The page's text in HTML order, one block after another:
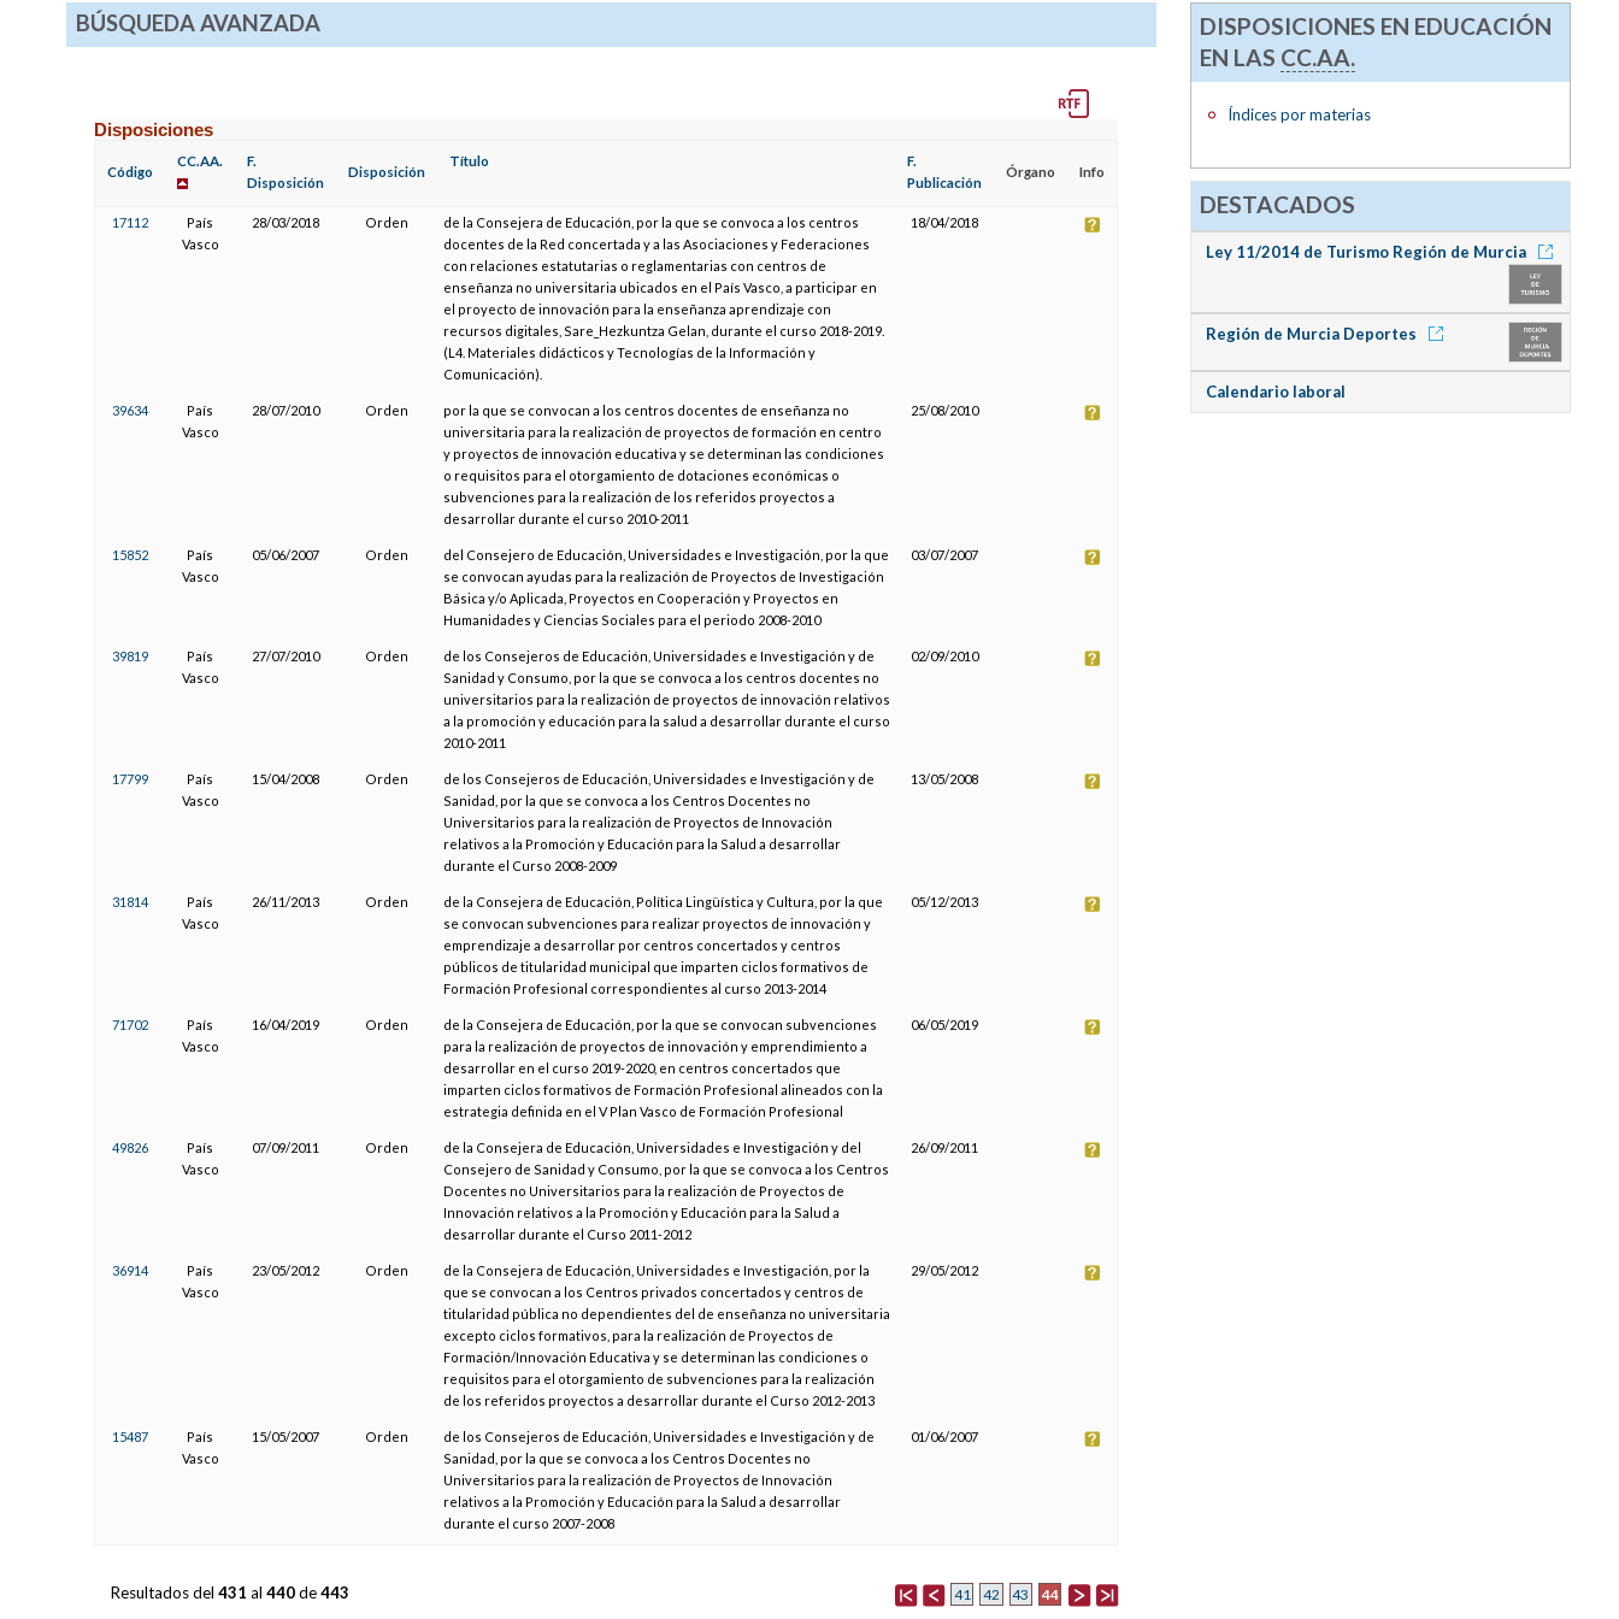
BÚSQUEDA AVANZADA
Disposiciones
Código
CC.AA.
F.
Disposición
Disposición
Título
F.
Publicación
Órgano Info
17112
País
Vasco
28/03/2018 Orden
de la Consejera de Educación, por la que se convoca a los centros
docentes de la Red concertada y a las Asociaciones y Federaciones
con relaciones estatutarias o reglamentarias con centros de
enseñanza no universitaria ubicados en el País Vasco, a participar en
el proyecto de innovación para la enseñanza aprendizaje con
recursos digitales, Sare_Hezkuntza Gelan, durante el curso 2018-2019.
(L4. Materiales didácticos y Tecnologías de la Información y
Comunicación).
18/04/2018
39634
País
Vasco
28/07/2010 Orden
por la que se convocan a los centros docentes de enseñanza no
universitaria para la realización de proyectos de formación en centro
y proyectos de innovación educativa y se determinan las condiciones
o requisitos para el otorgamiento de dotaciones económicas o
subvenciones para la realización de los referidos proyectos a
desarrollar durante el curso 2010-2011
25/08/2010
15852
País
Vasco
05/06/2007 Orden
del Consejero de Educación, Universidades e Investigación, por la que
se convocan ayudas para la realización de Proyectos de Investigación
Básica y/o Aplicada, Proyectos en Cooperación y Proyectos en
Humanidades y Ciencias Sociales para el periodo 2008-2010
03/07/2007
39819
País
Vasco
27/07/2010 Orden
de los Consejeros de Educación, Universidades e Investigación y de
Sanidad y Consumo, por la que se convoca a los centros docentes no
universitarios para la realización de proyectos de innovación relativos
a la promoción y educación para la salud a desarrollar durante el curso
2010-2011
02/09/2010
17799
País
Vasco
15/04/2008 Orden
de los Consejeros de Educación, Universidades e Investigación y de
Sanidad, por la que se convoca a los Centros Docentes no
Universitarios para la realización de Proyectos de Innovación
relativos a la Promoción y Educación para la Salud a desarrollar
durante el Curso 2008-2009
13/05/2008
31814
País
Vasco
26/11/2013 Orden
de la Consejera de Educación, Política Lingüística y Cultura, por la que
se convocan subvenciones para realizar proyectos de innovación y
emprendizaje a desarrollar por centros concertados y centros
públicos de titularidad municipal que imparten ciclos formativos de
Formación Profesional correspondientes al curso 2013-2014
05/12/2013
71702
País
Vasco
16/04/2019 Orden
de la Consejera de Educación, por la que se convocan subvenciones
para la realización de proyectos de innovación y emprendimiento a
desarrollar en el curso 2019-2020, en centros concertados que
imparten ciclos formativos de Formación Profesional alineados con la
estrategia definida en el V Plan Vasco de Formación Profesional
06/05/2019
49826
País
Vasco
07/09/2011 Orden
de la Consejera de Educación, Universidades e Investigación y del
Consejero de Sanidad y Consumo, por la que se convoca a los Centros
Docentes no Universitarios para la realización de Proyectos de
Innovación relativos a la Promoción y Educación para la Salud a
desarrollar durante el Curso 2011-2012
26/09/2011
36914
País
Vasco
23/05/2012 Orden
de la Consejera de Educación, Universidades e Investigación, por la
que se convocan a los Centros privados concertados y centros de
titularidad pública no dependientes del de enseñanza no universitaria
excepto ciclos formativos, para la realización de Proyectos de
Formación/Innovación Educativa y se determinan las condiciones o
requisitos para el otorgamiento de subvenciones para la realización
de los referidos proyectos a desarrollar durante el Curso 2012-2013
29/05/2012
15487
País
Vasco
15/05/2007 Orden
de los Consejeros de Educación, Universidades e Investigación y de
Sanidad, por la que se convoca a los Centros Docentes no
Universitarios para la realización de Proyectos de Innovación
relativos a la Promoción y Educación para la Salud a desarrollar
durante el curso 2007-2008
01/06/2007
41 42 43 44
Resultados del 431 al 440de443
DISPOSICIONES EN EDUCACIÓN
EN LAS CC.AA.
Índices por materias
DESTACADOS
Ley 11/2014 de Turismo Región de Murcia
Región de Murcia Deportes
Calendario laboral